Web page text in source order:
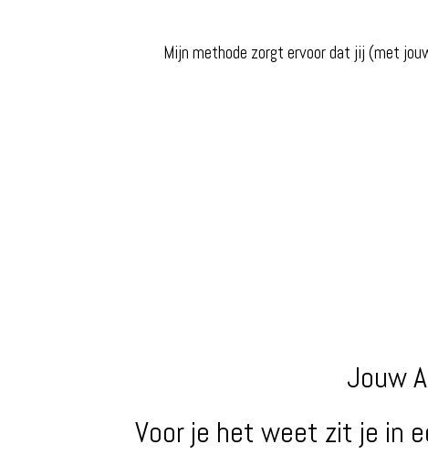
Mijn methode zorgt ervoor dat jij (met
Jouw
Voor je het weet zit je in